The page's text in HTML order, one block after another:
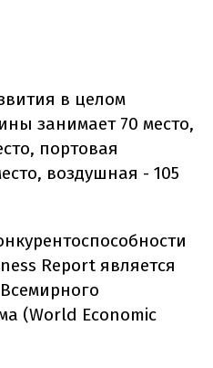
в целом
занимает 70 место,
портовая
воздушная - 105
Report является
(World Economic